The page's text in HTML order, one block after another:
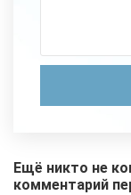
Ещё никто не
комментарий